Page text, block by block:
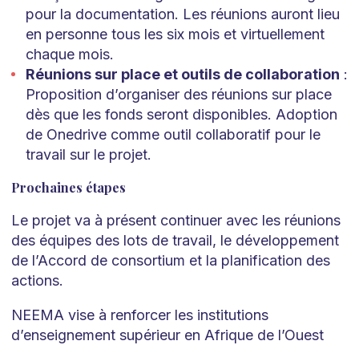
pour la documentation. Les réunions auront lieu
en personne tous les six mois et virtuellement
chaque mois.
Réunions sur place et outils de collaboration :
Proposition d’organiser des réunions sur place
dès que les fonds seront disponibles. Adoption
de Onedrive comme outil collaboratif pour le
travail sur le projet.
Prochaines étapes
Le projet va à présent continuer avec les réunions
des équipes des lots de travail, le développement
de l’Accord de consortium et la planification des
actions.
NEEMA vise à renforcer les institutions
d’enseignement supérieur en Afrique de l’Ouest